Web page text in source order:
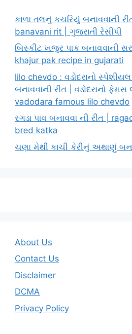
કાળા તલનું કચરિયું બનાવવાની
banavani rit | ગુજરાતી રેસીપી
બિસ્કીટ ખજુર પાક બનાવવાની
khajur pak recipe in gujarati
lilo chevdo : વડોદરાનો
બનાવવાની રીત | વડોદરાનો ફેમસ
vadodara famous lilo chevdo
રગડા પાવ બનાવવા ની રીત |
bred katka
ચણા મેથી કાચી કેરીનું અથાણું
About Us
Contact Us
Disclaimer
DCMA
Privacy Policy